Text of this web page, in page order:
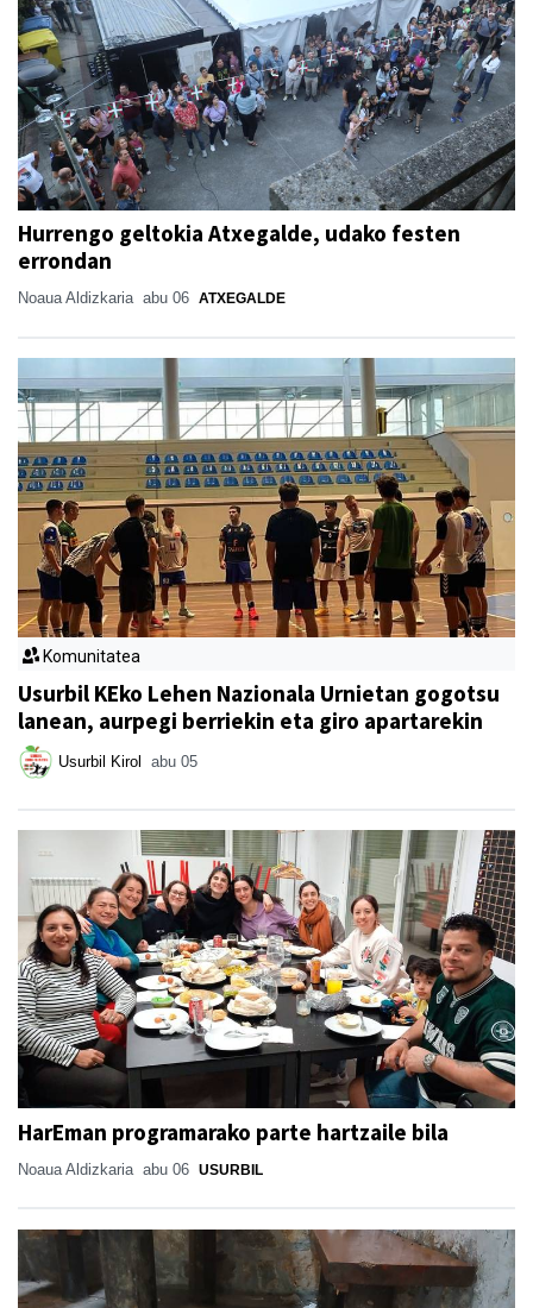
Hurrengo geltokia Atxegalde, udako festen
errondan
Noaua Aldizkaria abu 06 ATXEGALDE
Komunitatea
Usurbil KEko Lehen Nazionala Urnietan gogotsu
lanean, aurpegi berriekin eta giro apartarekin
Usurbil Kirol abu 05
HarEman programarako parte hartzaile bila
Noaua Aldizkaria abu 06 USURBIL